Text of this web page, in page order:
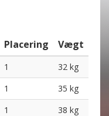
Placering Vægt
1
32 kg
1
35 kg
1 38 kg